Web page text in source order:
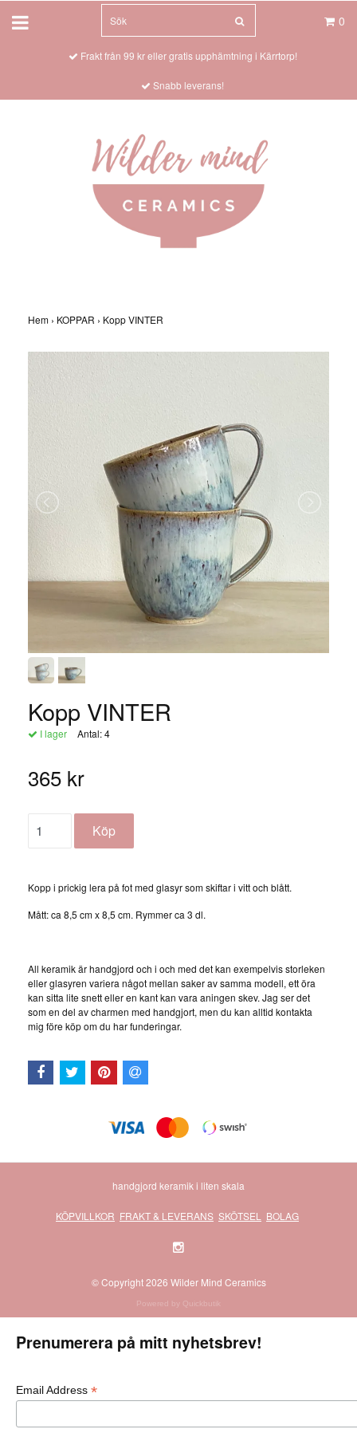
0
Frakt från 99 kr eller gratis upphämtning i Kärrtorp!
Snabb leverans!
Hem › KOPPAR › Kopp VINTER
Kopp VINTER
I lager Antal:4
365 kr
Kopp i prickig lera på fot med glasyr som skiftar i vitt och blått.
Mått: ca 8,5 cm x 8,5 cm. Rymmer ca 3 dl.
All keramik är handgjord och i och med det kan exempelvis storleken
eller glasyren variera något mellan saker av samma modell, ett öra
kan sitta lite snett eller en kant kan vara aningen skev. Jag ser det
som en del av charmen med handgjort, men du kan alltid kontakta
mig före köp om du har funderingar.
handgjord keramik i liten skala
KÖPVILLKOR FRAKT & LEVERANS SKÖTSEL BOLAG
© Copyright 2026 Wilder Mind Ceramics
Powered by Quickbutik
Prenumerera på mitt nyhetsbrev!
Email Address *